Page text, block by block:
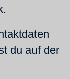
du auf der